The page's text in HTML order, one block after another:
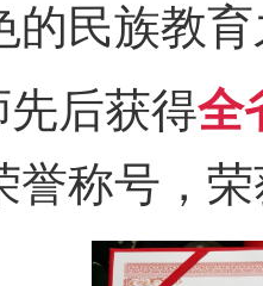
的民族教
后获得全
誉称号，